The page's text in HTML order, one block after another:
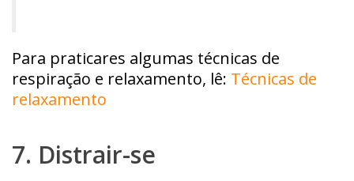
Para praticares algumas técnicas de
respiração e relaxamento, lê: Técnicas de
relaxamento
7. Distrair-se